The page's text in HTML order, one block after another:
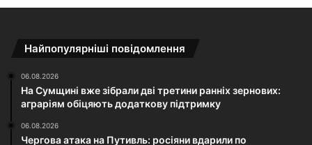
Найпопулярніші повідомлення
06.08.2026
На Сумщині вже зібрали дві третини ранніх зернових:
аграріям обіцяють додаткову підтримку
06.08.2026
Чергова атака на Путивль: росіяни вдарили по